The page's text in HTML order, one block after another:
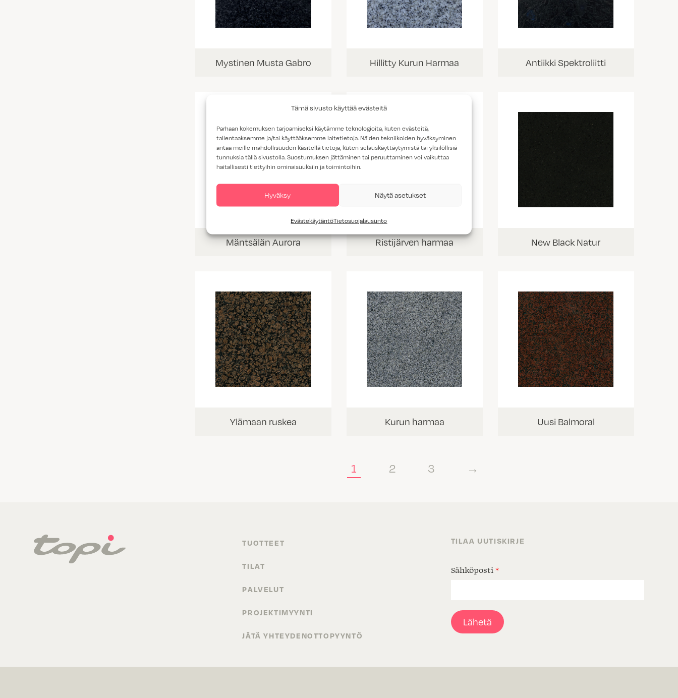
Tämä sivusto käyttää evästeitä
Parhaan kokemuksen tarjoamiseksi käytämme teknologioita, kuten evästeitä,
tallentaaksemme ja/tai käyttääksemme laitetietoja. Näiden tekniikoiden hyväksyminen
antaa meille mahdollisuuden käsitellä tietoja, kuten selauskäyttäytymistä tai yksilöllisiä
tunnuksia tällä sivustolla. Suostumuksen jättäminen tai peruuttaminen voi vaikuttaa
haitallisesti tiettyihin ominaisuuksiin ja toimintoihin.
Hyväksy Näytä asetukset
EvästekäytäntöTietosuojalausunto
Mystinen Musta Gabro Hillitty Kurun Harmaa Antiikki Spektroliitti
Mäntsälän Aurora Ristijärven harmaa New Black Natur
Ylämaan ruskea Kurun harmaa Uusi Balmoral
1 2 3 →
TUOTTEET
TILAT
PALVELUT
PROJEKTIMYYNTI
JÄTÄ YHTEYDENOTTOPYYNTÖ
TILAA UUTISKIRJE
Sähköposti *
Lähetä